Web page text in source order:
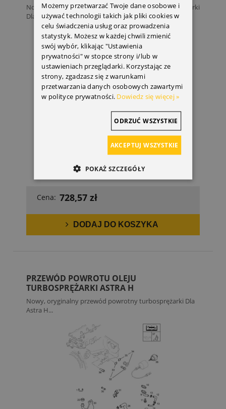
Nowy, oryginalny przewód powrotny oleju turbosprężarki
Dla...
Cena: 728,57 zł
DODAJ DO KOSZYKA
PRZEWÓD POWROTU OLEJU
TURBOSPRĘŻARKI ASTRA H
Nowy, oryginalny przewód powrotny turbosprężarki Dla
Astra H...
Możemy przetwarzać Twoje dane osobowe i
używać technologii takich jak pliki cookies w
celu świadczenia usług oraz prowadzenia
statystyk. Możesz w każdej chwili zmienić
swój wybór, klikając "Ustawienia
prywatności" w stopce strony i/lub w
ustawieniach przeglądarki. Korzystając ze
strony, zgadzasz się z warunkami
przetwarzania danych osobowych zawartymi
w polityce prywatności. Dowiedz się więcej »
AKCEPTUJ WSZYSTKIE
ODRZUĆ WSZYSTKIE
POKAŻ SZCZEGÓŁY